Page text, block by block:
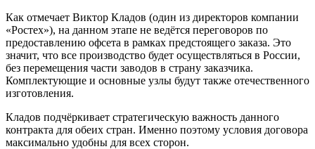
Как отмечает Виктор Кладов (один из директоров компании
«Ростех»), на данном этапе не ведётся переговоров по
предоставлению офсета в рамках предстоящего заказа. Это
значит, что все производство будет осуществляться в России,
без перемещения части заводов в страну заказчика.
Комплектующие и основные узлы будут также отечественного
изготовления.
Кладов подчёркивает стратегическую важность данного
контракта для обеих стран. Именно поэтому условия договора
максимально удобны для всех сторон.